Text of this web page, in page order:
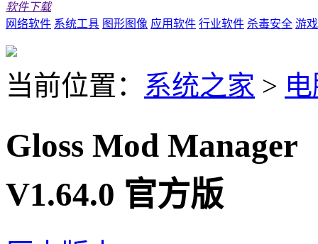
软件下载
网络软件 系统工具 图形图像 应用软件 行业软件 杀毒安全 游
当前位置： 系统之家 >
Gloss Mod Manager
V1.64.0 官方版